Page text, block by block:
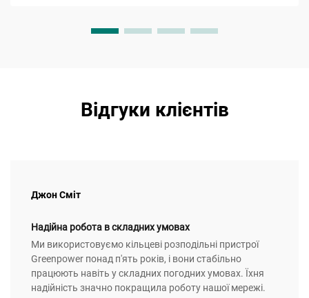
Відгуки клієнтів
Джон Сміт
Надійна робота в складних умовах
Ми використовуємо кільцеві розподільні пристрої
Greenpower понад п'ять років, і вони стабільно
працюють навіть у складних погодних умовах. Їхня
надійність значно покращила роботу нашої мережі.